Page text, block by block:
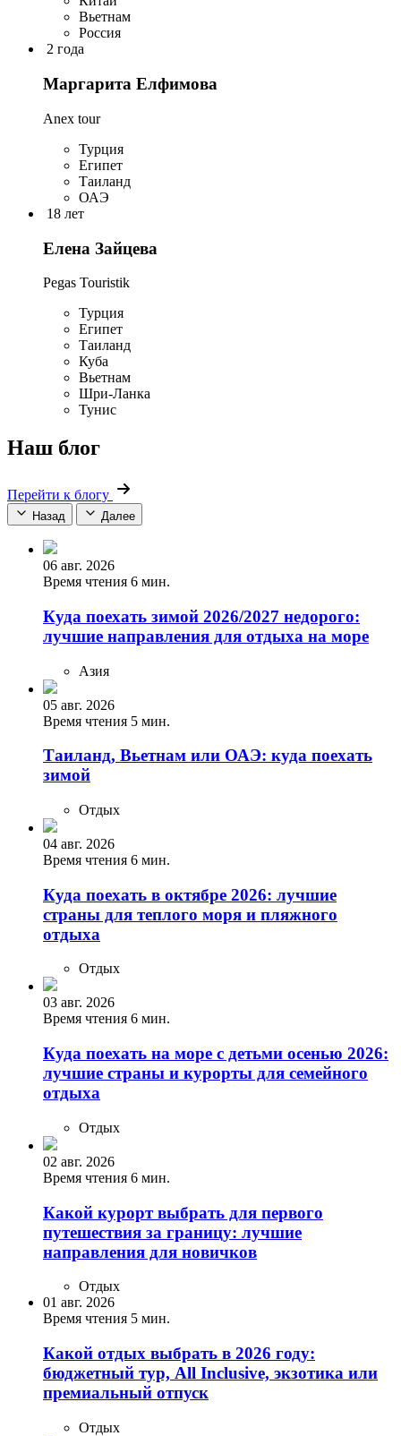
Вьетнам
Россия
2 года
Маргарита Елфимова
Anex tour
Турция
Египет
Таиланд
ОАЭ
18 лет
Елена Зайцева
Pegas Touristik
Турция
Египет
Таиланд
Куба
Вьетнам
Шри-Ланка
Тунис
Наш блог
Перейти к блогу
Назад Далее
06 авг. 2026
Время чтения 6 мин.
Куда поехать зимой 2026/2027 недорого:
лучшие направления для отдыха на море
Азия
05 авг. 2026
Время чтения 5 мин.
Таиланд, Вьетнам или ОАЭ: куда поехать
зимой
Отдых
04 авг. 2026
Время чтения 6 мин.
Куда поехать в октябре 2026: лучшие
страны для теплого моря и пляжного
отдыха
Отдых
03 авг. 2026
Время чтения 6 мин.
Куда поехать на море с детьми осенью 2026:
лучшие страны и курорты для семейного
отдыха
Отдых
02 авг. 2026
Время чтения 6 мин.
Какой курорт выбрать для первого
путешествия за границу: лучшие
направления для новичков
Отдых
01 авг. 2026
Время чтения 5 мин.
Какой отдых выбрать в 2026 году:
бюджетный тур, All Inclusive, экзотика или
премиальный отпуск
Отдых